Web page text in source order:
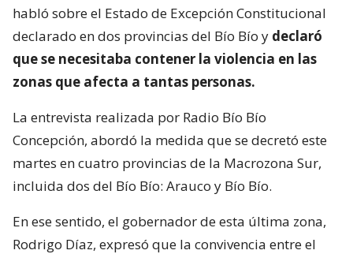
habló sobre el Estado de Excepción Constitucional
declarado en dos provincias del Bío Bío y declaró
que se necesitaba contener la violencia en las
zonas que afecta a tantas personas.
La entrevista realizada por Radio Bío Bío
Concepción, abordó la medida que se decretó este
martes en cuatro provincias de la Macrozona Sur,
incluida dos del Bío Bío: Arauco y Bío Bío.
En ese sentido, el gobernador de esta última zona,
Rodrigo Díaz, expresó que la convivencia entre el